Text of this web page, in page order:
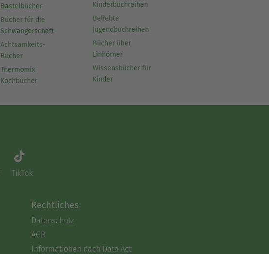
Bastelbücher
Bücher für die
Schwangerschaft
Achtsamkeits-
Bücher
Thermomix
Kochbücher
Kinderbuchreihen
Beliebte
Jugendbuchreihen
Bücher über
Einhörner
Wissensbücher für
Kinder
TikTok
Rechtliches
Datenschutz
AGB
Informationen nach Data Act